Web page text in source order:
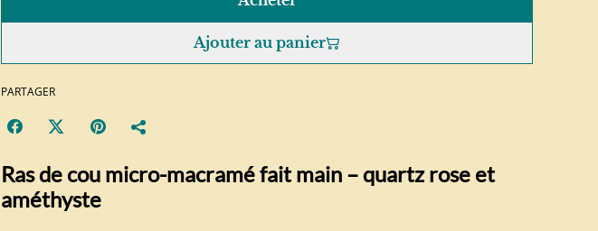
Ajouter au panier
PARTAGER
Ras de cou micro-macramé fait main – quartz rose et
améthyste